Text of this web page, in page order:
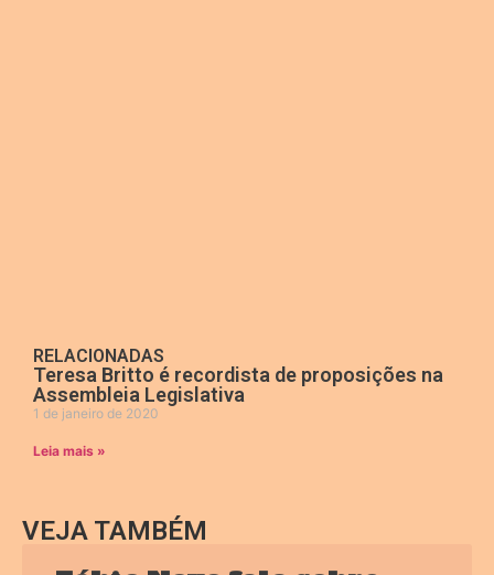
RELACIONADAS
Teresa Britto é recordista de proposições na
Assembleia Legislativa
1 de janeiro de 2020
Leia mais »
VEJA TAMBÉM